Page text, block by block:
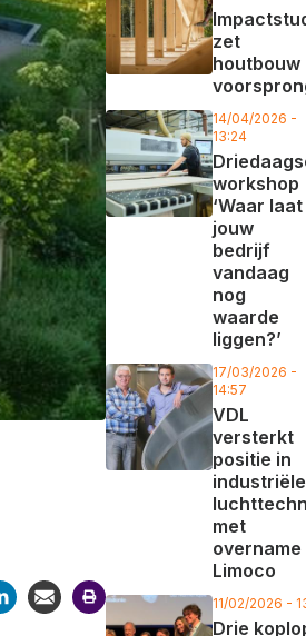
zet
houtbouw
14/04/2026 -
13:24
workshop
‘Waar laat
jouw
bedrijf
vandaag
nog
waarde
liggen?’
17/03/2026 -
14:57
VDL
versterkt
positie in
industriële
met
overname
Limoco
11/02/2026 -
Drie